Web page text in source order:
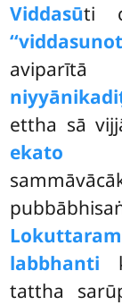
Viddasūti
ettha sā
ekato
labbhanti
tattha